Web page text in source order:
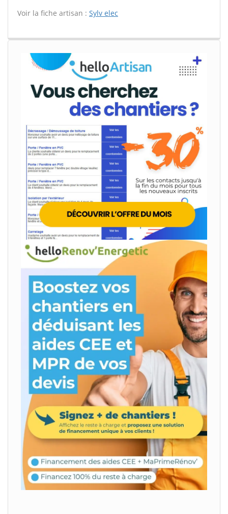
Voir la fiche artisan : Sylv elec